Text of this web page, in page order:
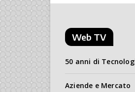
Web TV
50 anni di
Aziende e Mercato